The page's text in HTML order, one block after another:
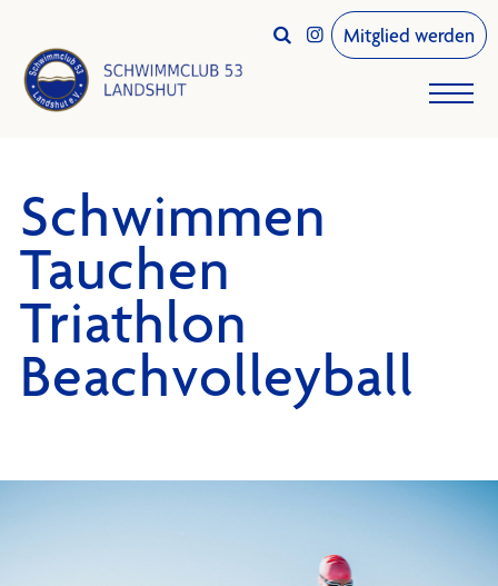
  Mitglied werden
Schwimmen
Tauchen
Triathlon
Beachvolleyball